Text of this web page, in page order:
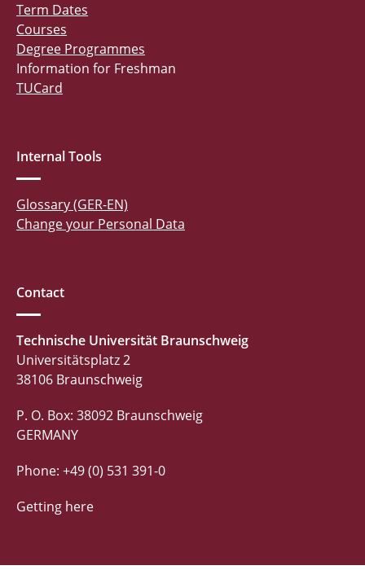
Term Dates
Courses
Degree Programmes
Information for Freshman
TUCard
Internal Tools
Glossary (GER-EN)
Change your Personal Data
Contact
Technische Universität Braunschweig
Universitätsplatz 2
38106 Braunschweig
P. O. Box: 38092 Braunschweig
GERMANY
Phone: +49 (0) 531 391-0
Getting here